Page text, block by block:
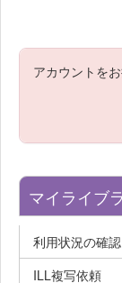
アカウントを
マイライブ
利用状況の確認
ILL複写依頼